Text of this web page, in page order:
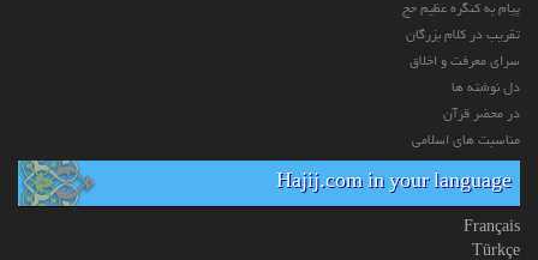
پیام به کنگره عظیم حج
تقریب در کلام بزرگان
سرای معرفت و اخلاق
دل نوشته ها
در محضر قرآن
مناسبت های اسلامی
Hajij.com in your language
Français
Türkçe